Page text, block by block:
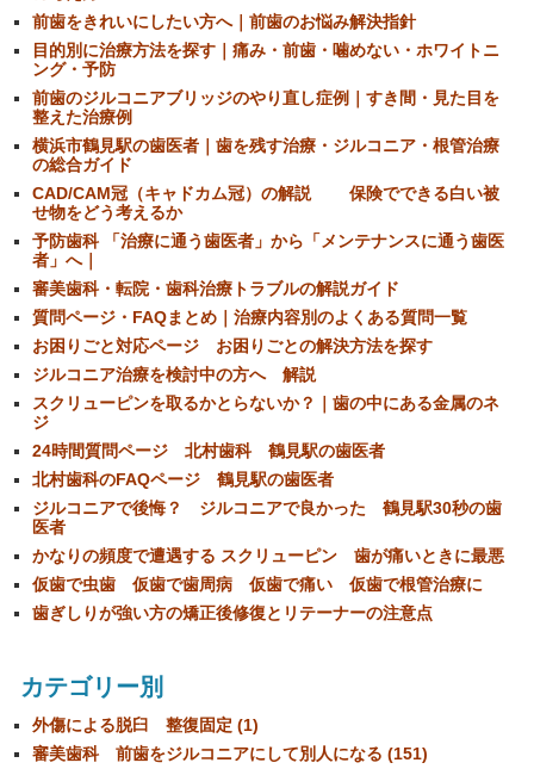
前歯をきれいにしたい方へ｜前歯のお悩み解決指針
目的別に治療方法を探す｜痛み・前歯・噛めない・ホワイトニ
ング・予防
前歯のジルコニアブリッジのやり直し症例｜すき間・見た目を
整えた治療例
横浜市鶴見駅の歯医者｜歯を残す治療・ジルコニア・根管治療
の総合ガイド
CAD/CAM冠（キャドカム冠）の解説 保険でできる白い被
せ物をどう考えるか
予防歯科 「治療に通う歯医者」から「メンテナンスに通う歯医
者」へ｜
審美歯科・転院・歯科治療トラブルの解説ガイド
質問ページ・FAQまとめ｜治療内容別のよくある質問一覧
お困りごと対応ページ お困りごとの解決方法を探す
ジルコニア治療を検討中の方へ 解説
スクリューピンを取るかとらないか？｜歯の中にある金属のネ
ジ
24時間質問ページ 北村歯科 鶴見駅の歯医者
北村歯科のFAQページ 鶴見駅の歯医者
ジルコニアで後悔？ ジルコニアで良かった 鶴見駅30秒の歯
医者
かなりの頻度で遭遇する スクリューピン 歯が痛いときに最悪
仮歯で虫歯 仮歯で歯周病 仮歯で痛い 仮歯で根管治療に
歯ぎしりが強い方の矯正後修復とリテーナーの注意点
カテゴリー別
外傷による脱臼 整復固定 (1)
審美歯科 前歯をジルコニアにして別人になる (151)